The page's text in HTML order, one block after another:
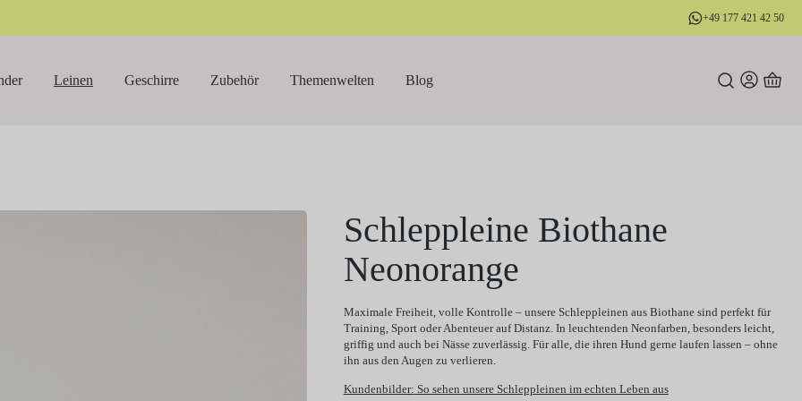
+49 177 421 42 50
Leinen Geschirre Zubehör Themenwelten Blog
Schleppleine Biothane
Neonorange
Maximale Freiheit, volle Kontrolle – unsere Schleppleinen aus Biothane sind perfekt für
Training, Sport oder Abenteuer auf Distanz. In leuchtenden Neonfarben, besonders leicht,
griffig und auch bei Nässe zuverlässig. Für alle, die ihren Hund gerne laufen lassen – ohne
ihn aus den Augen zu verlieren.
Kundenbilder: So sehen unsere Schleppleinen im echten Leben aus